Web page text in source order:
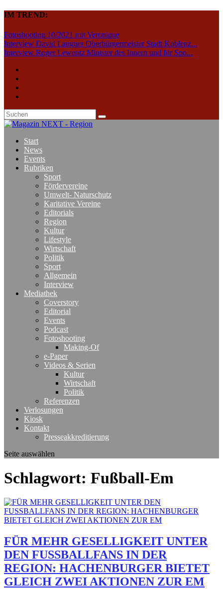
IM TREND:
Fotoshooting 10/2021 mit Veronique
Interview David Langner Oberbürgermeister Stadt Koblenz...
Interview Roger Lewentz Minister des Innern und für Spo...
Start
News
Events
Rubriken
Sport
Fördervereine
Umwelt- Naturschutz
Karitative Vereine
Editorials
Region
Kultur
Lifestyle
Wirtschaft
Politik
Sport
Allgemein
Interview
Mediathek
Coverstory
Editorial
Events
Podcast
Fotoshooting
Making-Of
e-Paper
Videos & Serien
Kultur
Wirtschaft
Politik
Referenzen
Verlosungen
Kiosk
Kontakt
Presseakkreditierung
Seite auswählen
Schlagwort: Fußball-Em
FÜR MEHR GESELLIGKEIT UNTER
DEN FUSSBALLFANS IN DER
REGION: HACHENBURGER BIETET
GLEICH ZWEI AKTIONEN ZUR EM